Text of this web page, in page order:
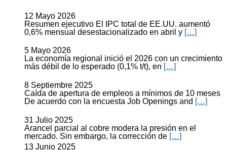
12 Mayo 2026
Resumen ejecutivo El IPC total de EE.UU. aumentó
0,6% mensual desestacionalizado en abril y […]
5 Mayo 2026
La economía regional inició el 2026 con un crecimiento
más débil de lo esperado (0,1% t/t), en […]
8 Septiembre 2025
Caída de apertura de empleos a mínimos de 10 meses
De acuerdo con la encuesta Job Openings and […]
31 Julio 2025
Arancel parcial al cobre modera la presión en el
mercado. Sin embargo, la corrección de […]
13 Junio 2025